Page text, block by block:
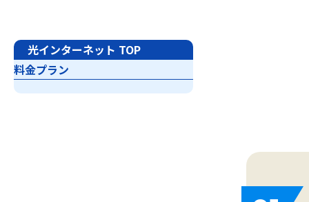
光インターネット TOP
料金プラン